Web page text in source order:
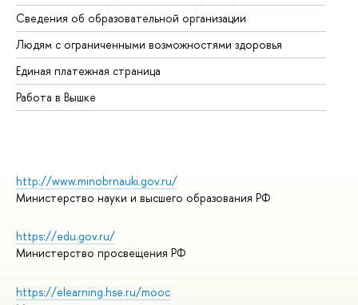
Сведения об образовательной организации
Людям с ограниченными возможностями здоровья
Единая платежная страница
Работа в Вышке
http://www.minobrnauki.gov.ru/
Министерство науки и высшего образования РФ
https://edu.gov.ru/
Министерство просвещения РФ
https://elearning.hse.ru/mooc